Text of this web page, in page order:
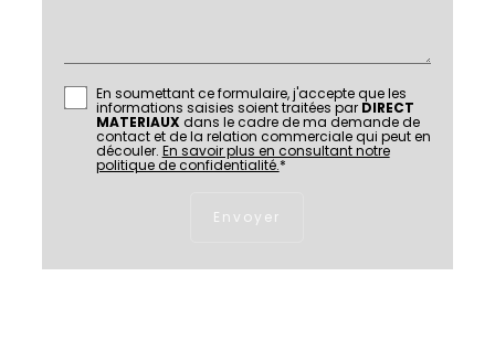
En soumettant ce formulaire, j'accepte que les
informations saisies soient traitées par DIRECT
MATERIAUX dans le cadre de ma demande de
contact et de la relation commerciale qui peut en
découler. En savoir plus en consultant notre
politique de confidentialité.*